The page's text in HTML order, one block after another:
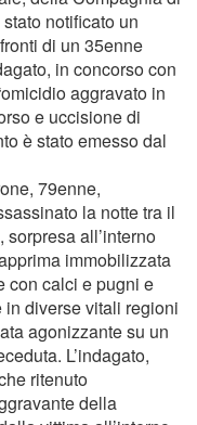
notificato un
di un 35enne
in concorso con
aggravato in
e uccisione di
è stato emesso dal
79enne,
la notte tra il
all’interno
immobilizzata
con calci e pugni e
diverse vitali regioni
agonizzante su un
L’indagato,
ritenuto
della